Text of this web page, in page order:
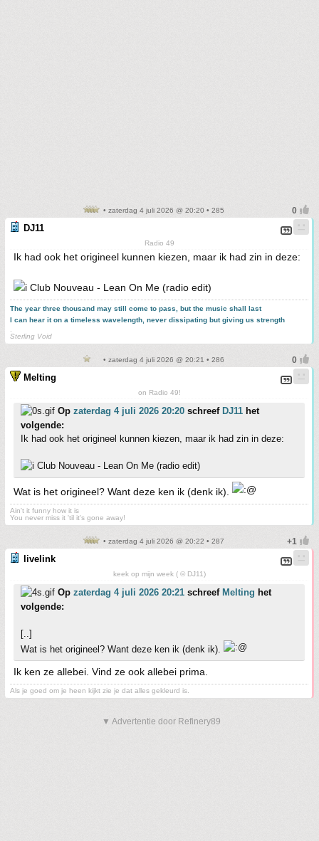
• zaterdag 4 juli 2026 @ 20:20 • 285
DJ11
Radio 49
Ik had ook het origineel kunnen kiezen, maar ik had zin in deze:
Club Nouveau - Lean On Me (radio edit)
The year three thousand may still come to pass, but the music shall last
I can hear it on a timeless wavelength, never dissipating but giving us strength
Sterling Void
• zaterdag 4 juli 2026 @ 20:21 • 286
Melting
on Radio 49!
Op zaterdag 4 juli 2026 20:20 schreef DJ11 het
volgende:
Ik had ook het origineel kunnen kiezen, maar ik had zin in deze:
Club Nouveau - Lean On Me (radio edit)
Wat is het origineel? Want deze ken ik (denk ik).
Ain't it funny how it is
You never miss it 'til it's gone away!
• zaterdag 4 juli 2026 @ 20:22 • 287
livelink
keek op mijn week ( © DJ11)
Op zaterdag 4 juli 2026 20:21 schreef Melting het
volgende:
[..]
Wat is het origineel? Want deze ken ik (denk ik).
Ik ken ze allebei. Vind ze ook allebei prima.
Als je goed om je heen kijkt zie je dat alles gekleurd is.
▼ Advertentie door Refinery89